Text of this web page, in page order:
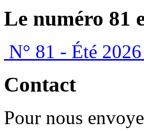
Le numéro 81
N° 81 - Été 2026
Contact
Pour nous